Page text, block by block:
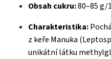
Obsah cukru:80–85 g/
Charakteristika:
z keře Manuka
unikátní látku